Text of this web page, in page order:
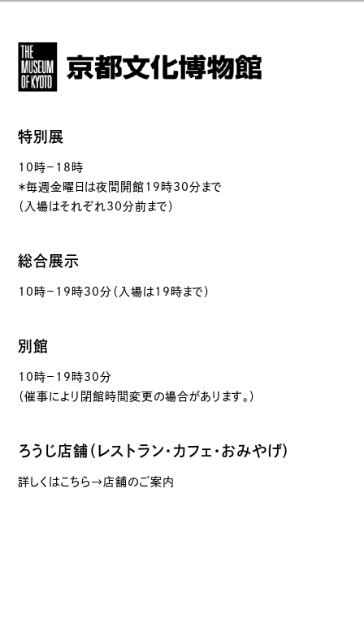
特別展
10時－18時
＊毎週金曜日は夜間開館19時30分まで
（入場はそれぞれ30分前まで）
総合展示
10時－19時30分（入場は19時まで）
別館
10時－19時30分
（催事により閉館時間変更の場合があります。）
ろうじ店舗（レストラン・カフェ・おみやげ）
詳しくはこちら→店舗のご案内